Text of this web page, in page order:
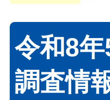
令和8
調査情